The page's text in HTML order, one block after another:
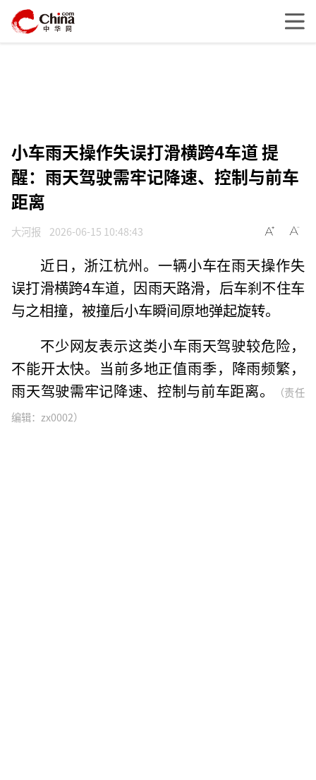
小车雨天操作失误打滑横跨4车道 提
醒：雨天驾驶需牢记降速、控制与前车
距离
大河报 2026-06-15 10:48:43
近日，浙江杭州。一辆小车在雨天操作失
误打滑横跨4车道，因雨天路滑，后车刹不住车
与之相撞，被撞后小车瞬间原地弹起旋转。
不少网友表示这类小车雨天驾驶较危险，
不能开太快。当前多地正值雨季，降雨频繁，
雨天驾驶需牢记降速、控制与前车距离。
（责任
编辑：zx0002）